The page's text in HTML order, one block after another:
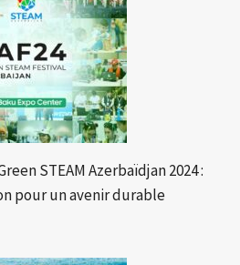
STEAM Azerbaïdjan 2024 :
pour un avenir durable